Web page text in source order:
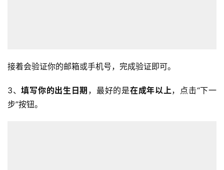
接着会验证你的邮箱或手机号，完成验证即可。
3、填写你的出生日期 ，最好的是在成年以上，点击“下一
步”按钮。